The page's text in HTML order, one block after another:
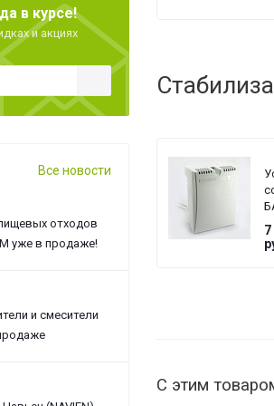
7
С этим
в курсе!
и акциях
Все новости
отходов
уже в продаже!
и смесители